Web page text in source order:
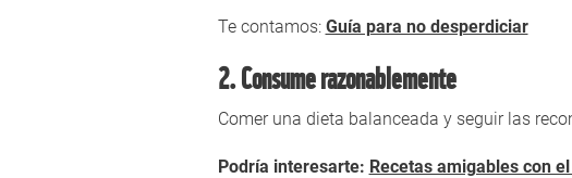
Te contamos: Guía para no desperdiciar
2. Consume razonablemente
Comer una dieta balanceada y seguir las
Podría interesarte: Recetas amigables con